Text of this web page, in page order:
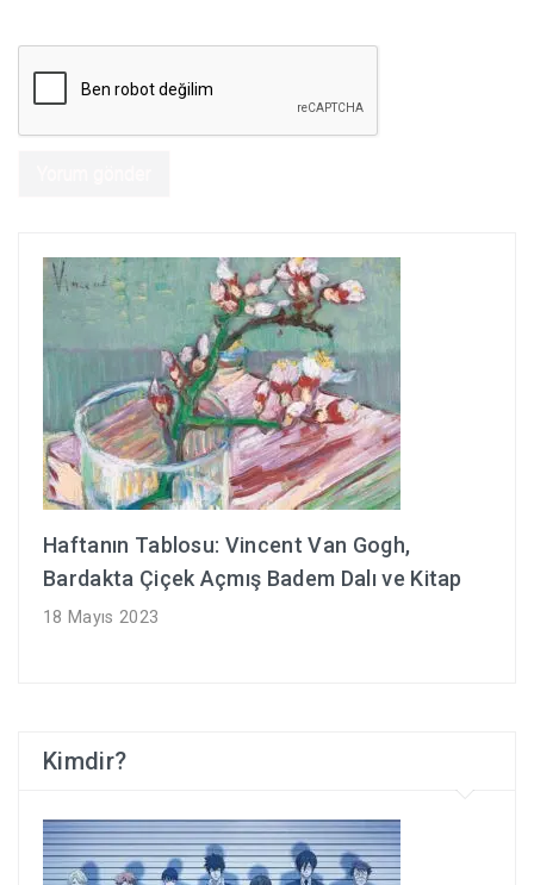
Haftanın Tablosu: Vincent Van Gogh,
Bardakta Çiçek Açmış Badem Dalı ve Kitap
18 Mayıs 2023
Kimdir?